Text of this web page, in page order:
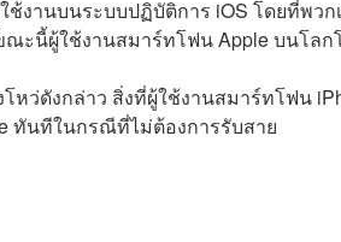
งานบนระบบปฏิบัติการ iOS โดยที่พวก
ณะนี้ผู้ใช้งานสมาร์ทโฟน Apple บนโลก
หว่ดังกล่าว สิ่งที่ผู้ใช้งานสมาร์ทโฟน
ทันทีในกรณีที่ไม่ต้องการรับสาย